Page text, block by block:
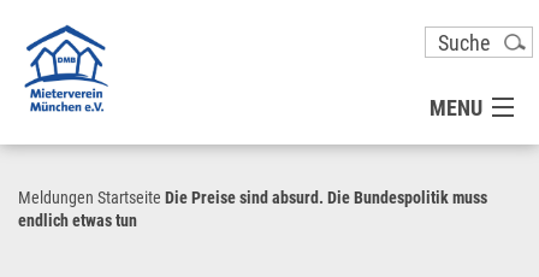
MENU
Meldungen Startseite Die Preise sind absurd. Die Bundespolitik muss
endlich etwas tun